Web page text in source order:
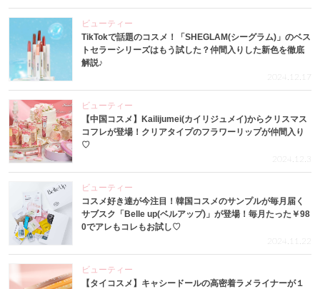
ビューティー
TikTokで話題のコスメ！「SHEGLAM(シーグラム)」のベス
トセラーシリーズはもう試した？仲間入りした新色を徹底
解説♪
2024.12.17
ビューティー
【中国コスメ】Kailijumei(カイリジュメイ)からクリスマス
コフレが登場！クリアタイプのフラワーリップが仲間入り
♡
2024.12.3
ビューティー
コスメ好き達が今注目！韓国コスメのサンプルが毎月届く
サブスク「Belle up(ベルアップ)」が登場！毎月たった￥98
0でアレもコレもお試し♡
2024.11.22
ビューティー
【タイコスメ】キャシードールの高密着ラメライナーが１